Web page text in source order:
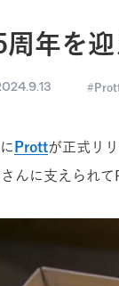
年を迎
Prottが正式リ
んに支えられ